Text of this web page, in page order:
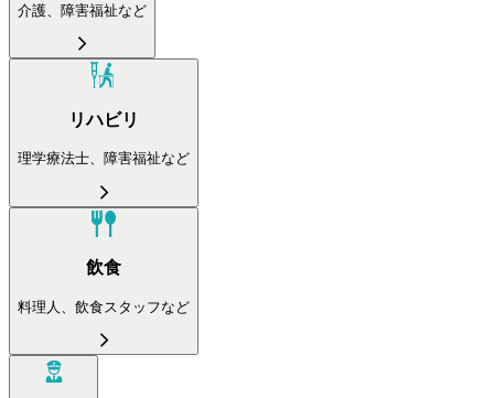
介護、障害福祉など
リハビリ
理学療法士、障害福祉など
飲食
料理人、飲食スタッフなど